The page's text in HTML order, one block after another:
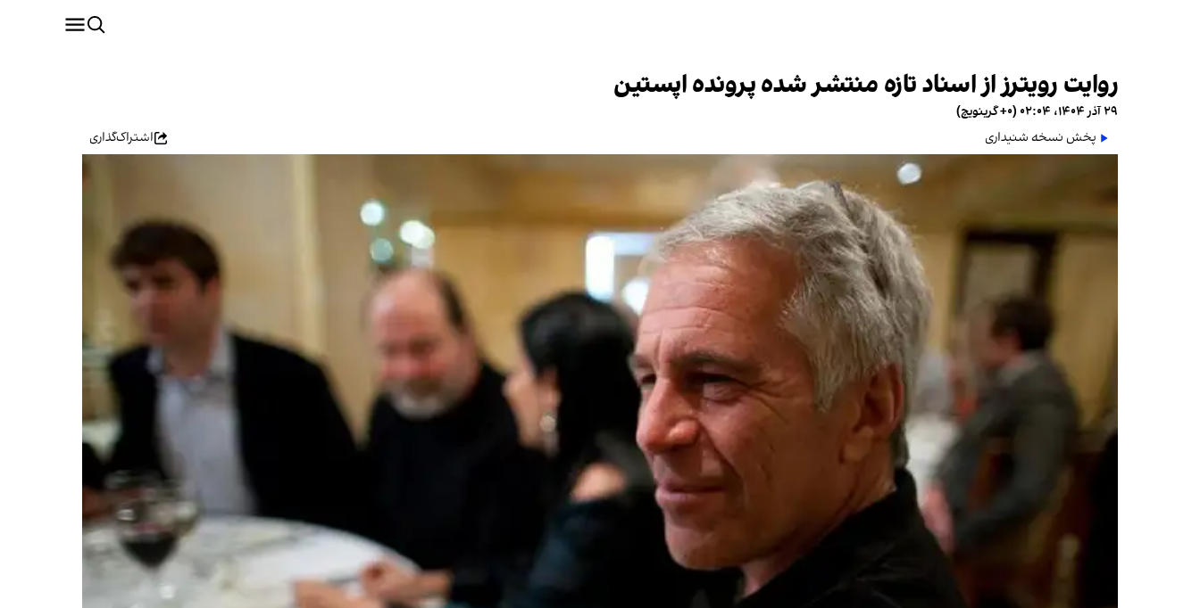
روایت رویترز از اسناد تازه منتشر شده پرونده اپستین
۲۹ آذر ۱۴۰۴، ۰۲:۰۴ (‎+۰ گرینویچ)
پخش نسخه شنیداری
اشتراک‌گذاری